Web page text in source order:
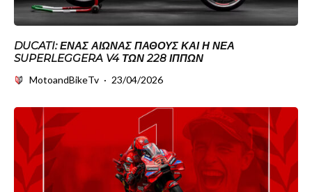
DUCATI: ΈΝΑΣ ΑΙΏΝΑΣ ΠΆΘΟΥΣ ΚΑΙ Η ΝΈΑ
SUPERLEGGERA V4 ΤΩΝ 228 ΊΠΠΩΝ
MotoandBikeTv · 23/04/2026